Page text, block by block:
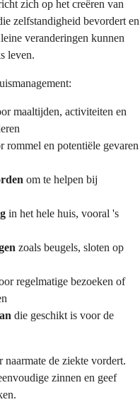
zich op het creëren van
zelfstandigheid bevordert en
veranderingen kunnen
leven.
maaltijden, activiteiten en
rommel en potentiële gevaren
om te helpen bij
in het hele huis, vooral 's
zoals beugels, sloten op
regelmatige bezoeken of
die geschikt is voor de
de ziekte vordert.
zinnen en geef